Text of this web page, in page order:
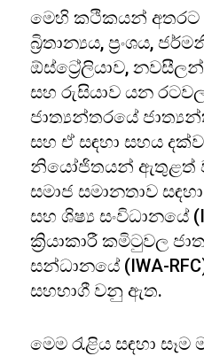
මෙහි කථිකයන් අතරට
බ්‍රිතාන්‍යය, ප්‍රංශය,
ඕස්ට්‍රේලියාව,
සහ රුසියාව යන
ජාත්‍යන්තරයේ
සහ ඒ සඳහා සහය
නියෝජිතයන් ඇතුළත්
සමාජ සමානතාව
සහ ශිෂ්‍ය සංවිධානයේ
ක්‍රියාකාරී කමිටුවල
සන්ධානයේ (IWA-
සහභාගී වනු ඇත.
මෙම රැළිය සඳහා